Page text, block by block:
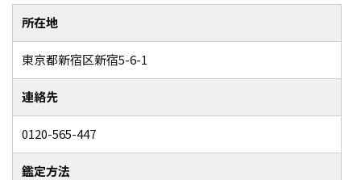
所在地
東京都新宿区新宿5-6-1
連絡先
0120-565-447
鑑定方法